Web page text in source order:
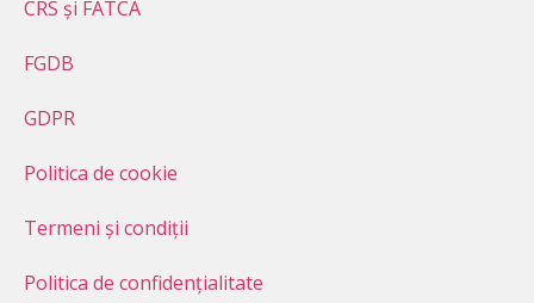
CRS și FATCA
FGDB
GDPR
Politica de cookie
Termeni și condiții
Politica de confidențialitate